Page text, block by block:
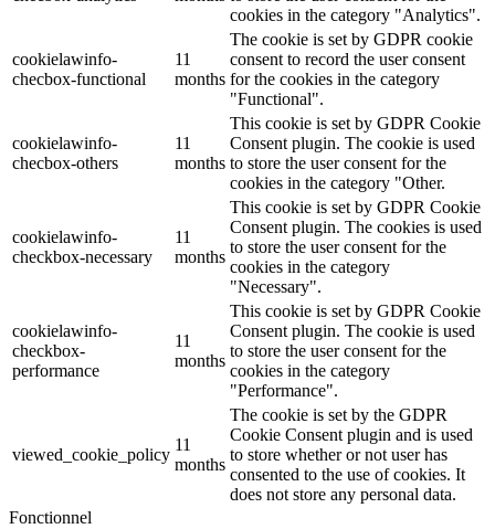
cookies in the category "Analytics".
cookielawinfo-
checbox-functional
11
months
The cookie is set by GDPR cookie
consent to record the user consent
for the cookies in the category
"Functional".
cookielawinfo-
checbox-others
11
months
This cookie is set by GDPR Cookie
Consent plugin. The cookie is used
to store the user consent for the
cookies in the category "Other.
cookielawinfo-
checkbox-necessary
11
months
This cookie is set by GDPR Cookie
Consent plugin. The cookies is used
to store the user consent for the
cookies in the category
"Necessary".
cookielawinfo-
checkbox-
performance
11
months
This cookie is set by GDPR Cookie
Consent plugin. The cookie is used
to store the user consent for the
cookies in the category
"Performance".
viewed_cookie_policy
11
months
The cookie is set by the GDPR
Cookie Consent plugin and is used
to store whether or not user has
consented to the use of cookies. It
does not store any personal data.
Fonctionnel